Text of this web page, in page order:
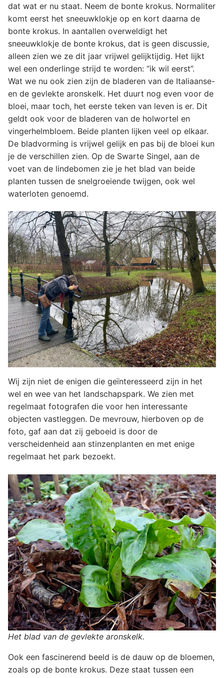
dat wat er nu staat. Neem de bonte krokus. Normaliter
komt eerst het sneeuwklokje op en kort daarna de
bonte krokus. In aantallen overweldigt het
sneeuwklokje de bonte krokus, dat is geen discussie,
alleen zien we ze dit jaar vrijwel gelijktijdig. Het lijkt
wel een onderlinge strijd te worden: “ik wil eerst”.
Wat we nu ook zien zijn de bladeren van de Italiaanse-
en de gevlekte aronskelk. Het duurt nog even voor de
bloei, maar toch, het eerste teken van leven is er. Dit
geldt ook voor de bladeren van de holwortel en
vingerhelmbloem. Beide planten lijken veel op elkaar.
De bladvorming is vrijwel gelijk en pas bij de bloei kun
je de verschillen zien. Op de Swarte Singel, aan de
voet van de lindebomen zie je het blad van beide
planten tussen de snelgroeiende twijgen, ook wel
waterloten genoemd.
Wij zijn niet de enigen die geïnteresseerd zijn in het
wel en wee van het landschapspark. We zien met
regelmaat fotografen die voor hen interessante
objecten vastleggen. De mevrouw, hierboven op de
foto, gaf aan dat zij geboeid is door de
verscheidenheid aan stinzenplanten en met enige
regelmaat het park bezoekt.
Het blad van de gevlekte aronskelk.
Ook een fascinerend beeld is de dauw op de bloemen,
zoals op de bonte krokus. Deze staat tussen een